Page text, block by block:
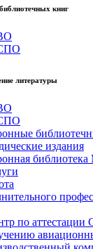
книг
литературы
издания
по